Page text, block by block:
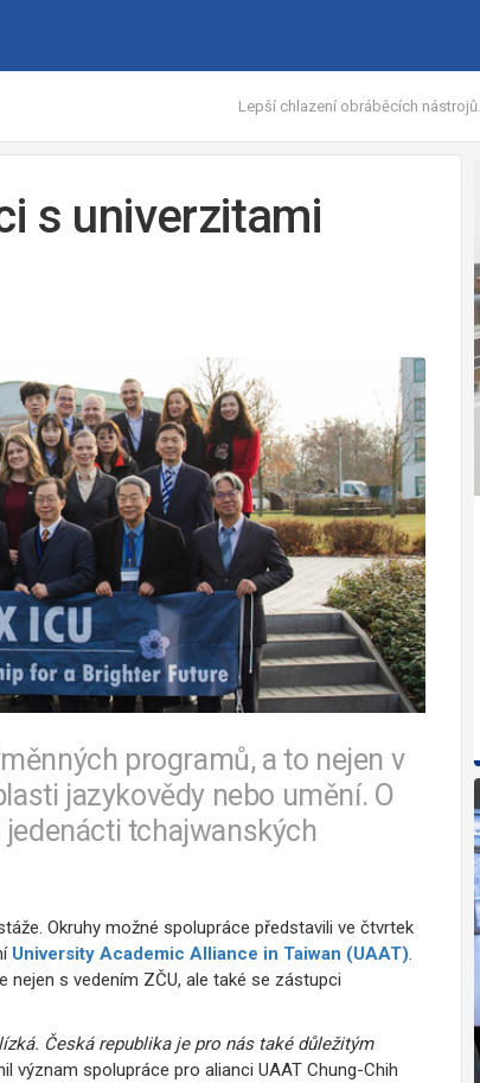
Lepší chlazení obráběcích
s univerzitami
programů, a to nejen v
jazykovědy nebo umění. O
tchajwanských
Okruhy možné spolupráce představili ve čtvrtek
University Academic Alliance in Taiwan (UAAT)
nejen s vedením ZČU, ale také se zástupci
Česká republika je pro nás také důležitým
význam spolupráce pro alianci UAAT Chung-Chih